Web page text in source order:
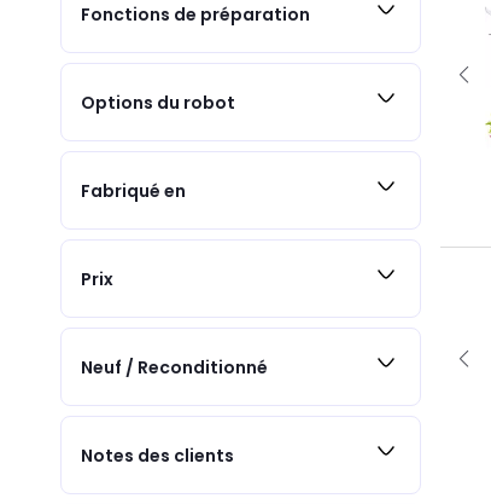
Fonctions de préparation
Options du robot
Fabriqué en
Prix
Neuf / Reconditionné
Notes des clients